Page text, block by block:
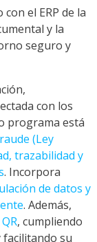
el ERP de la
y la
seguro y
con los
programa está
(Ley
trazabilidad y
. Incorpora
de datos y
. Además,
, cumpliendo
su